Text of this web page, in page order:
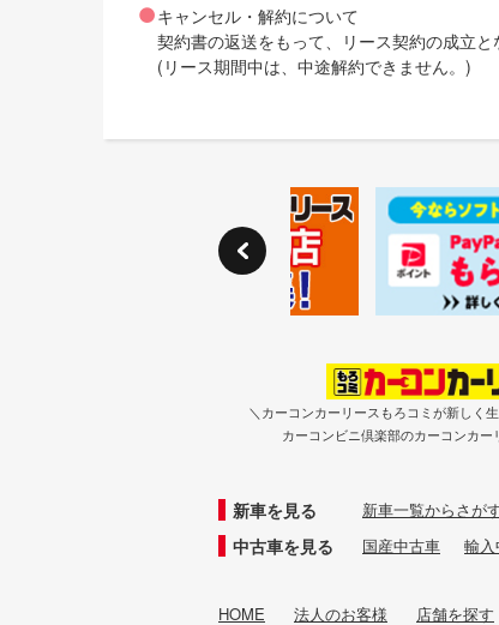
キャンセル・解約について
契約書の返送をもって、リース契約の成立
(リース期間中は、中途解約できません。)
＼カーコンカーリースもろコミが新しく
カーコンビニ倶楽部のカーコンカー
新車を見る 新車一覧からさが
中古車を見る 国産中古車 輸
HOME 法人のお客様 店舗を探す